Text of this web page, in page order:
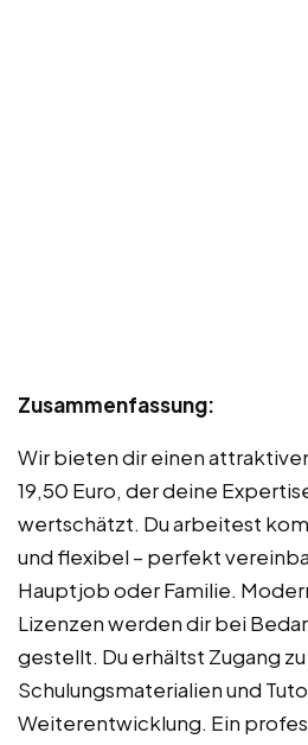
Zusammenfassung:
Wir bieten dir einen
19,50 Euro, der deine
wertschätzt. Du arbeitest
und flexibel – perfekt
Hauptjob oder Familie.
Lizenzen werden dir bei
gestellt. Du erhältst Zugang
Schulungsmaterialien und
Weiterentwicklung. Ein